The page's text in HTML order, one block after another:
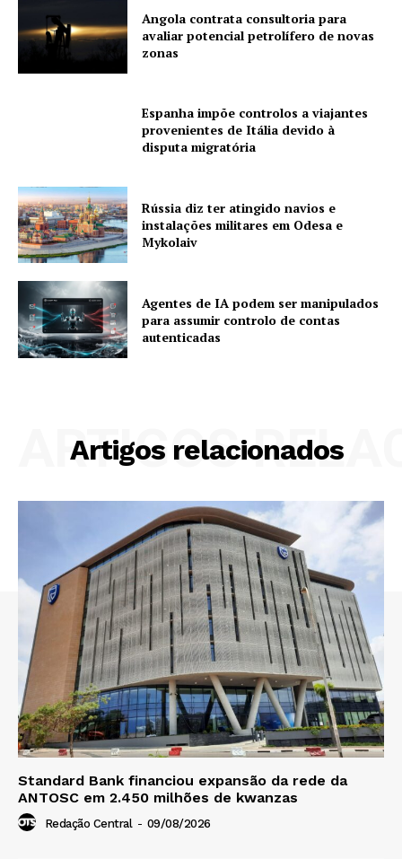
Angola contrata consultoria para
avaliar potencial petrolífero de novas
zonas
Espanha impõe controlos a viajantes
provenientes de Itália devido à
disputa migratória
Rússia diz ter atingido navios e
instalações militares em Odesa e
Mykolaiv
Agentes de IA podem ser manipulados
para assumir controlo de contas
autenticadas
Artigos relacionados
ARTIGOS
Standard Bank financiou expansão da rede da
ANTOSC em 2.450 milhões de kwanzas
Redação Central - 09/08/2026